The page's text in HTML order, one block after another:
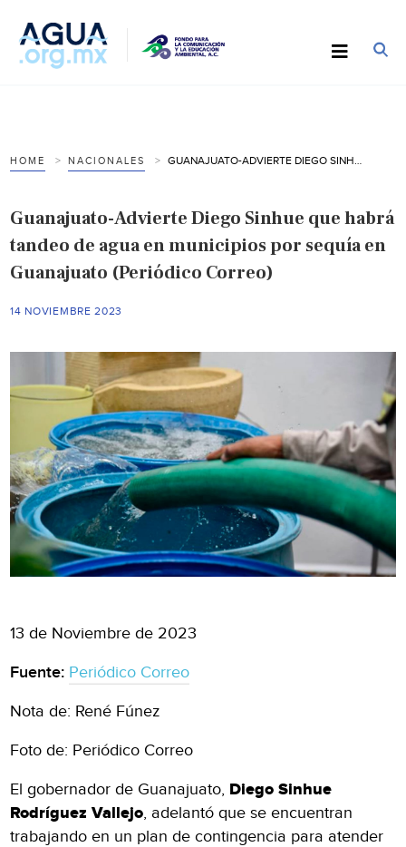
HOME NACIONALES
Guanajuato-Advierte Diego Sinhue que habrá
tandeo de agua en municipios por sequía en
Guanajuato (Periódico Correo)
14 NOVIEMBRE 2023
13 de Noviembre de 2023
Fuente: Periódico Correo
Nota de: René Fúnez
Foto de: Periódico Correo
El gobernador de Guanajuato, Diego Sinhue
Rodríguez Vallejo, adelantó que se encuentran
trabajando en un plan de contingencia para atender